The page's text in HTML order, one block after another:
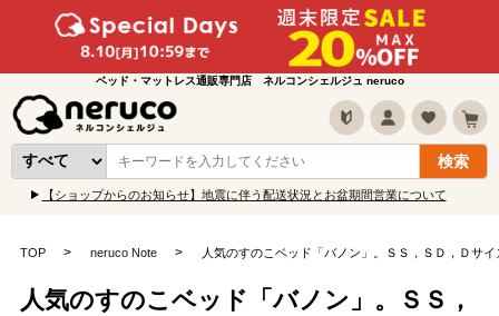
ベッド・マットレス通販専門店 ネルコンシェルジュ neruco
【ショップからのお知らせ】地震に伴う配送状況とお盆期間営業について
TOP neruco Note 人気のすのこベッド「バノン」。ＳＳ，ＳＤ，Ｄサ
人気のすのこベッド「バノン」。ＳＳ，